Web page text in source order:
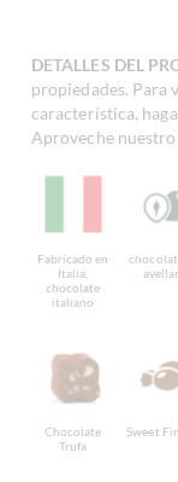
DETALLES DEL
propiedades. Para
característica,
Aproveche nuestro
Fabricado en
Italia,
chocolate
italiano
Chocolate
Trufa
Sweet